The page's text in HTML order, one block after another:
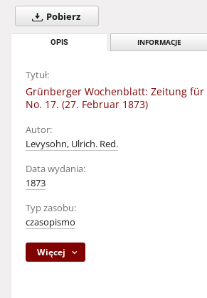
Pobierz
OPIS INFORMACJE
Tytuł:
Grünberger Wochenblatt: Zeitung für
No. 17. (27. Februar 1873)
Autor:
Levysohn, Ulrich. Red.
Data wydania:
1873
Typ zasobu:
czasopismo
Więcej